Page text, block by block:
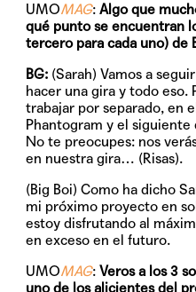
UMOMAG:Algo que
qué punto se encuentran
tercero para cada uno) de
BG: (Sarah) Vamos a
hacer una gira y todo eso.
trabajar por separado, en
Phantogram y el
No te preocupes: nos
en nuestra gira… (Risas).
(Big Boi) Como ha dicho
mi próximo proyecto en
estoy disfrutando al
en exceso en el futuro.
UMOMAG:Veros a los 3
uno de los alicientes del